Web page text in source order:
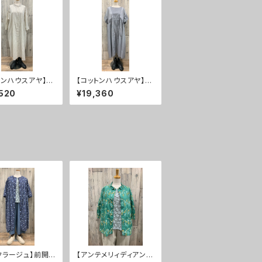
ンハウスアヤ】ワ
２０％ＯＦＦ
【コットンハウスアヤ】ワ
ンピース ２０％ＯＦＦ
¥19,360
ラージュ】前開き
【アンテメリィディアン】